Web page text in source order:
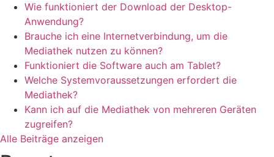
Wie funktioniert der Download der Desktop-
Anwendung?
Brauche ich eine Internetverbindung, um die
Mediathek nutzen zu können?
Funktioniert die Software auch am Tablet?
Welche Systemvoraussetzungen erfordert die
Mediathek?
Kann ich auf die Mediathek von mehreren Geräten
zugreifen?
Alle Beiträge anzeigen